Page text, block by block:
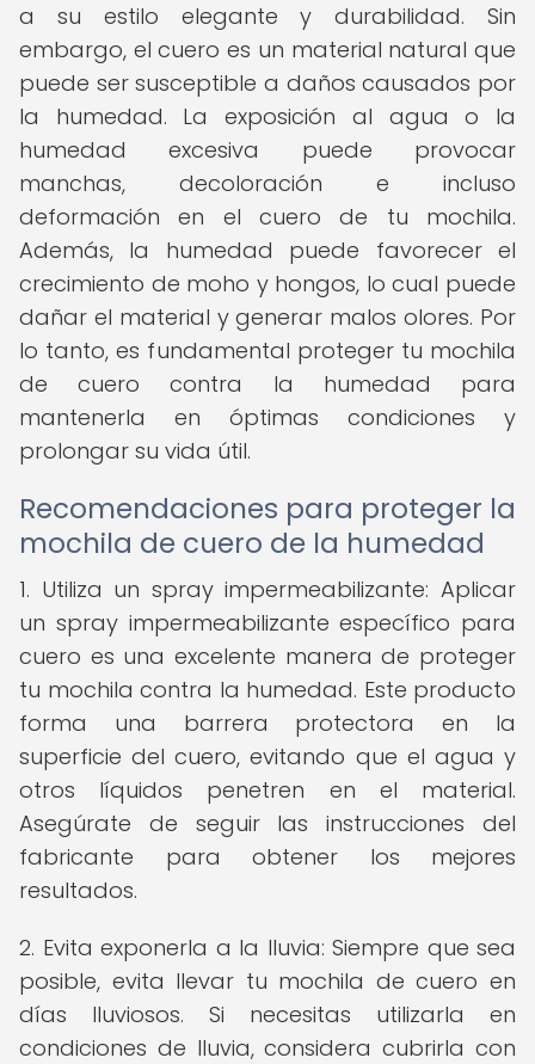
a su estilo elegante y durabilidad. Sin
embargo, el cuero es un material natural que
puede ser susceptible a daños causados por
la humedad. La exposición al agua o la
humedad excesiva puede provocar
manchas, decoloración e incluso
deformación en el cuero de tu mochila.
Además, la humedad puede favorecer el
crecimiento de moho y hongos, lo cual puede
dañar el material y generar malos olores. Por
lo tanto, es fundamental proteger tu mochila
de cuero contra la humedad para
mantenerla en óptimas condiciones y
prolongar su vida útil.
Recomendaciones para proteger la
mochila de cuero de la humedad
1. Utiliza un spray impermeabilizante: Aplicar
un spray impermeabilizante específico para
cuero es una excelente manera de proteger
tu mochila contra la humedad. Este producto
forma una barrera protectora en la
superficie del cuero, evitando que el agua y
otros líquidos penetren en el material.
Asegúrate de seguir las instrucciones del
fabricante para obtener los mejores
resultados.
2. Evita exponerla a la lluvia: Siempre que sea
posible, evita llevar tu mochila de cuero en
días lluviosos. Si necesitas utilizarla en
condiciones de lluvia, considera cubrirla con